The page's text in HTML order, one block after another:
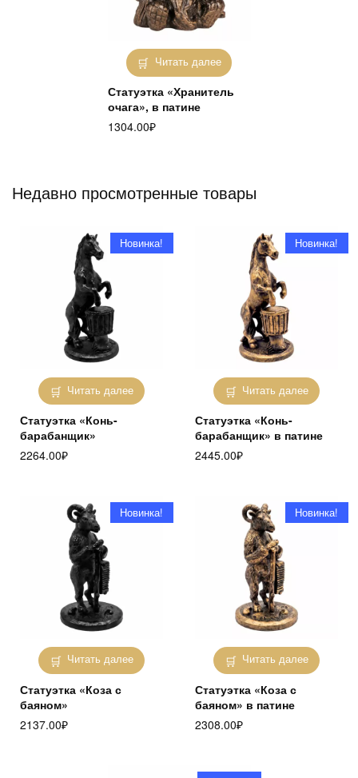
Читать далее
Статуэтка «Хранитель
очага», в патине
1304.00₽
Недавно просмотренные товары
Читать далее
Новинка!
Статуэтка «Конь-
барабанщик»
2264.00₽
Читать далее
Новинка!
Статуэтка «Конь-
барабанщик» в патине
2445.00₽
Читать далее
Новинка!
Статуэтка «Коза с
баяном»
2137.00₽
Читать далее
Новинка!
Статуэтка «Коза с
баяном» в патине
2308.00₽